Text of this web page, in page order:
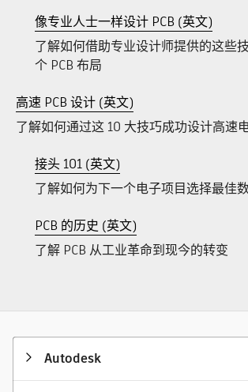
像专业人士一样设计 PCB (英文)
了解如何借助专业设计师提供的这些
个 PCB 布局
高速 PCB 设计 (英文)
了解如何通过这 10 大技巧成功设计高速
接头 101 (英文)
了解如何为下一个电子项目选择最佳
PCB 的历史 (英文)
了解 PCB 从工业革命到现今的转变
Autodesk